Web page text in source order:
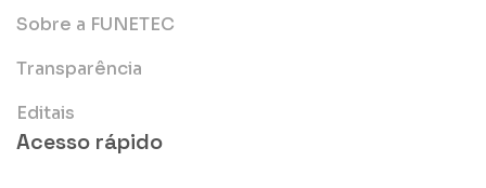
Sobre a FUNETEC
Transparência
Editais
Acesso rápido